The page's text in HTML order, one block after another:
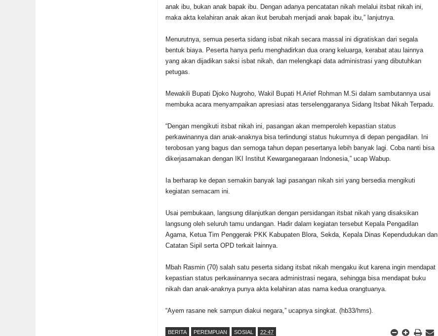
anak ibu, bukan anak bapak ibu. Dengan adanya pencatatan nikah melalui itsbat nikah ini,
maka akta kelahiran anak akan ikut berubah menjadi anak bapak ibu,” lanjutnya.
Menurutnya, semua peserta sidang isbat nikah secara massal ini digratiskan dari segala
bentuk biaya. Peserta hanya perlu menghadirkan dua orang keluarga, kerabat atau lainnya
yang akan dijadikan saksi isbat nikah, dan melengkapi data administrasi yang dibutuhkan
petugas.
Mewakili Bupati Djoko Nugroho, Wakil Bupati H.Arief Rohman M.Si dalam sambutannya usai
membuka acara menyampaikan apresiasi atas terselenggaranya Sidang Itsbat Nikah Terpadu.
“Dengan mengikuti itsbat nikah ini, pasangan akan memperoleh kepastian status
perkawinannya dan anak-anaknya bisa terlindungi status hukumnya di depan pengadilan. Ini
terobosan yang bagus dan semoga tahun depan pesertanya lebih banyak lagi. Coba nanti bisa
dikerjasamakan dengan IKI Institut Kewarganegaraan Indonesia,” ucap Wabup.
Ia berharap ke depan semakin banyak lagi pasangan nikah siri yang bersedia mengikuti
kegiatan semacam ini.
Usai pembukaan, langsung dilanjutkan dengan persidangan itsbat nikah yang disaksikan
langsung oleh seluruh tamu undangan. Hadir dalam kegiatan tersebut Kepala Pengadilan
Agama, Ketua Tim Penggerak PKK Kabupaten Blora, Sekda, Kepala Dinas Kependudukan dan
Catatan Sipil serta OPD terkait lainnya.
Mbah Rasmin (70) salah satu peserta sidang itsbat nikah mengaku ikut karena ingin mendapat
kepastian status perkawinannya secara administrasi negara, sehingga bisa mendapat buku
nikah dan anak-anaknya punya akta kelahiran atas nama kedua orangtuanya.
“Ayem rasane nek sampun diakui negara,” ucapnya singkat. (hb33/hms).
BERITA PEREMPUAN SOSIAL 22:47